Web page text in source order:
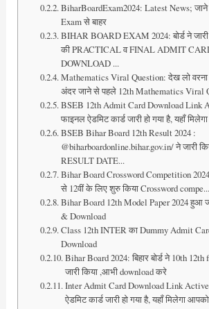
BiharBoardExam2024: Latest News;
Exam से बाहर
BIHAR BOARD EXAM 2024: बोर्ड ने
की PRACTICAL व FINAL ADMIT
DOWNLOAD ...
Mathematics Viral Question: देख लो
अंदर जाने से पहले 12th Mathematics Viral
BSEB 12th Admit Card Download Link
फाइनल ऐडमिट कार्ड जारी हो गया है, यहाँ
BSEB Bihar Board 12th Result 2024 :
@biharboardonline.bihar.gov.in/ ने जारी
RESULT DATE...
Bihar Board Crossword Competition
से 12वीं के लिए शुरु किया Crossword compe...
Bihar Board 12th Model Paper 2024 हुआ
& Download
Class 12th INTER का Dummy Admit
Download
Bihar Board 2024: बिहार बोर्ड ने 10th
जारी किया ,आभी download करे
Inter Admit Card Download Link
ऐडमिट कार्ड जारी हो गया है, यहाँ मिलेगा